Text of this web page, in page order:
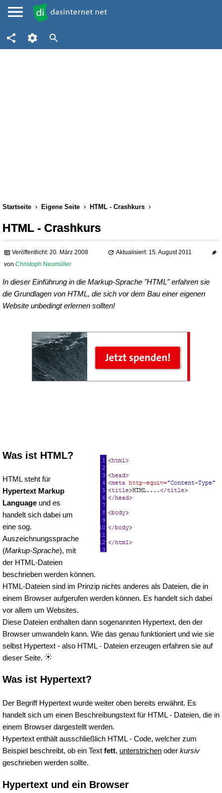
Startseite Eigene Seite HTML - Crashkurs
HTML - Crashkurs
Veröffentlicht: 20. März 2008
Aktualisiert: 15. August 2011
von Christoph Neumüller
In dieser Einführung in die Markup-Sprache "HTML" erfahren sie
die Grundlagen von HTML, die sich vor dem Bau einer eigenen
Website unbedingt erlernen sollten!
Was ist HTML?
HTML steht für
Hypertext Markup
Language und es
handelt sich dabei um
eine sog.
Auszeichnungssprache
(Markup-Sprache), mit
der HTML-Dateien
beschrieben werden können.
HTML-Dateien sind im Prinzip nichts anderes als Dateien, die in
einem Browser aufgerufen werden können. Es handelt sich dabei
vor allem um Websites.
Diese Dateien enthalten dann sogenannten Hypertext, den der
Browser umwandeln kann. Wie das genau funktioniert und wie sie
selbst Hypertext - also HTML - Dateien erzeugen erfahren sie auf
dieser Seite.
Was ist Hypertext?
Der Begriff Hypertext wurde weiter oben bereits erwähnt. Es
handelt sich um einen Beschreibungstext für HTML - Dateien, die in
einem Browser dargestellt werden.
Hypertext enthält ausschließlich HTML - Code, welcher zum
Beispiel beschreibt, ob ein Text fett, unterstrichen oder kursiv
geschrieben werden sollte.
Hypertext und ein Browser